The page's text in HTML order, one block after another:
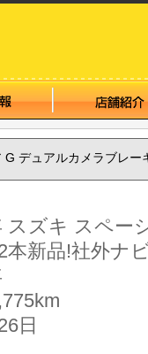
デュアルカメラブレ
スズキ スペー
新品!社外ナ
日